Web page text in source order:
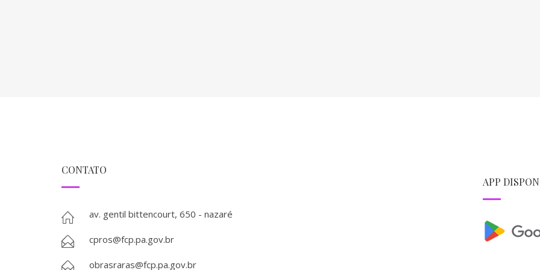
CONTATO
av. gentil bittencourt, 650 - nazaré
cpros@fcp.pa.gov.br
obrasraras@fcp.pa.gov.br
APP